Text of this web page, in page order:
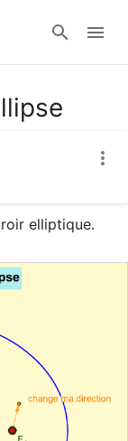
elliptique.